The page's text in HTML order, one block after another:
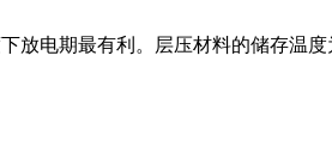
放电期最有利。层压材料的储存温